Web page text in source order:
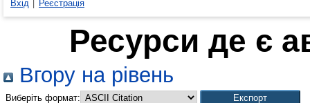
Вхід Реєстрація
Ресурси де є
Вгору на рівень
Виберіть формат: